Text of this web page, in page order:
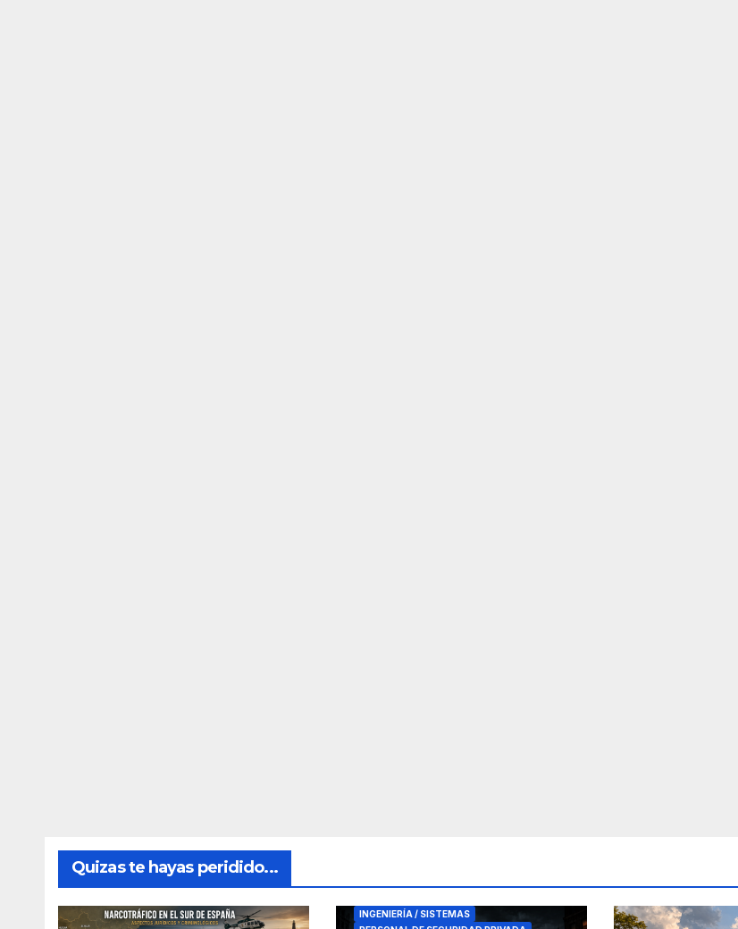
Quizas te hayas peridido...
INGENIERÍA / SISTEMAS